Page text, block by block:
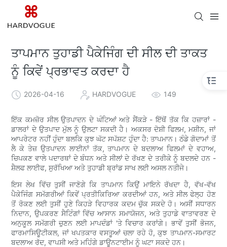
ਤਾਪਮਾਨ ਤੁਹਾਡੀ ਪੈਕੇਜਿੰਗ ਦੀ ਸੀਲ ਦੀ ਤਾਕਤ
ਨੂੰ ਕਿਵੇਂ ਪ੍ਰਭਾਵਤ ਕਰਦਾ ਹੈ
2026-04-16 HARDVOGUE 149
ਇੱਕ ਕਮਜ਼ੋਰ ਸੀਲ ਉਤਪਾਦਨ ਦੇ ਘੰਟਿਆਂ ਅਤੇ ਸੈਂਕੜੇ - ਇੱਥੋਂ ਤੱਕ ਕਿ ਹਜ਼ਾਰਾਂ -
ਡਾਲਰਾਂ ਦੇ ਉਤਪਾਦ ਮੁੱਲ ਨੂੰ ਉਲਟਾ ਸਕਦੀ ਹੈ। ਅਕਸਰ ਦੋਸ਼ੀ ਫਿਲਮ, ਮਸ਼ੀਨ, ਜਾਂ
ਆਪਰੇਟਰ ਨਹੀਂ ਹੁੰਦਾ ਬਲਕਿ ਕੁਝ ਘੱਟ ਸਪੱਸ਼ਟ ਹੁੰਦਾ ਹੈ: ਤਾਪਮਾਨ। ਠੰਡੇ ਗੋਦਾਮਾਂ ਤੋਂ
ਲੈ ਕੇ ਤੇਜ਼ ਉਤਪਾਦਨ ਲਾਈਨਾਂ ਤੱਕ, ਤਾਪਮਾਨ ਦੇ ਬਦਲਾਅ ਫਿਲਮਾਂ ਦੇ ਵਹਾਅ,
ਚਿਪਕਣ ਵਾਲੇ ਪਦਾਰਥਾਂ ਦੇ ਬੰਧਨ ਅਤੇ ਸੀਲਾਂ ਦੇ ਰੱਖਣ ਦੇ ਤਰੀਕੇ ਨੂੰ ਬਦਲਦੇ ਹਨ -
ਸ਼ੈਲਫ ਲਾਈਫ, ਸੁਰੱਖਿਆ ਅਤੇ ਤੁਹਾਡੀ ਬ੍ਰਾਂਡ ਸਾਖ ਲਈ ਅਸਲ ਨਤੀਜੇ।
ਇਸ ਲੇਖ ਵਿੱਚ ਤੁਸੀਂ ਜਾਣੋਗੇ ਕਿ ਤਾਪਮਾਨ ਕਿਉਂ ਮਾਇਨੇ ਰੱਖਦਾ ਹੈ, ਵੱਖ-ਵੱਖ
ਪੈਕੇਜਿੰਗ ਸਮੱਗਰੀਆਂ ਕਿਵੇਂ ਪ੍ਰਤੀਕਿਰਿਆ ਕਰਦੀਆਂ ਹਨ, ਅਤੇ ਸੀਲ ਫੇਲ੍ਹ ਹੋਣ
ਤੋਂ ਰੋਕਣ ਲਈ ਤੁਸੀਂ ਹੁਣੇ ਕਿਹੜੇ ਵਿਹਾਰਕ ਕਦਮ ਚੁੱਕ ਸਕਦੇ ਹੋ। ਅਸੀਂ ਸਧਾਰਨ
ਨਿਦਾਨ, ਉਪਕਰਣ ਸੈਟਿੰਗਾਂ ਵਿੱਚ ਆਸਾਨ ਸਮਾਯੋਜਨ, ਅਤੇ ਤੁਹਾਡੇ ਵਾਤਾਵਰਣ ਦੇ
ਅਨੁਕੂਲ ਸਮੱਗਰੀ ਚੁਣਨ ਲਈ ਮਾਪਦੰਡਾਂ 'ਤੇ ਵਿਚਾਰ ਕਰਾਂਗੇ। ਭਾਵੇਂ ਤੁਸੀਂ ਭੋਜਨ,
ਫਾਰਮਾਸਿਊਟੀਕਲ, ਜਾਂ ਖਪਤਕਾਰ ਵਸਤੂਆਂ ਚਲਾ ਰਹੇ ਹੋ, ਕੁਝ ਤਾਪਮਾਨ-ਸਮਾਰਟ
ਬਦਲਾਅ ਰੱਦ, ਵਾਪਸੀ ਅਤੇ ਮਹਿੰਗੇ ਡਾਊਨਟਾਈਮ ਨੂੰ ਘਟਾ ਸਕਦੇ ਹਨ।